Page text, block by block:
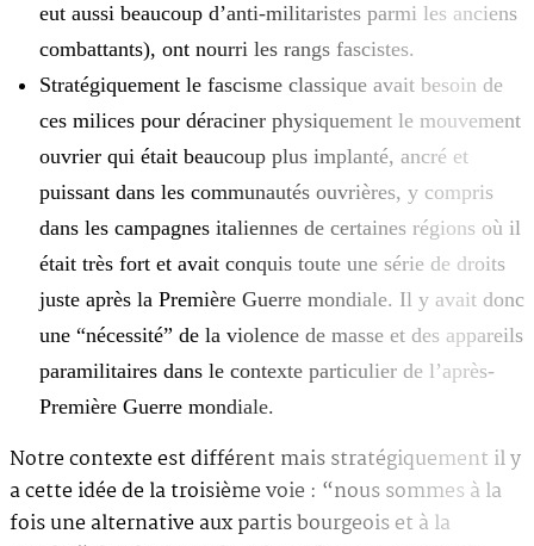
eut aussi beaucoup d’anti-militaristes parmi les anciens
combattants), ont nourri les rangs fascistes.
Stratégiquement le fascisme classique avait besoin de
ces milices pour déraciner physiquement le mouvement
ouvrier qui était beaucoup plus implanté, ancré et
puissant dans les communautés ouvrières, y compris
dans les campagnes italiennes de certaines régions où il
était très fort et avait conquis toute une série de droits
juste après la Première Guerre mondiale. Il y avait donc
une “nécessité” de la violence de masse et des appareils
paramilitaires dans le contexte particulier de l’après-
Première Guerre mondiale.
Notre contexte est différent mais stratégiquement il y
a cette idée de la troisième voie : “nous sommes à la
fois une alternative aux partis bourgeois et à la